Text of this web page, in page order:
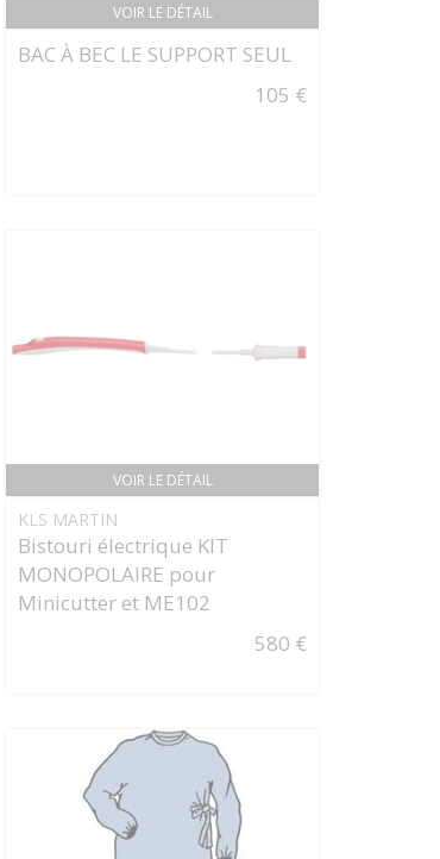
VOIR LE DÉTAIL
BAC À BEC LE SUPPORT SEUL
105 €
VOIR LE DÉTAIL
KLS MARTIN
Bistouri électrique KIT
MONOPOLAIRE pour
Minicutter et ME102
580 €